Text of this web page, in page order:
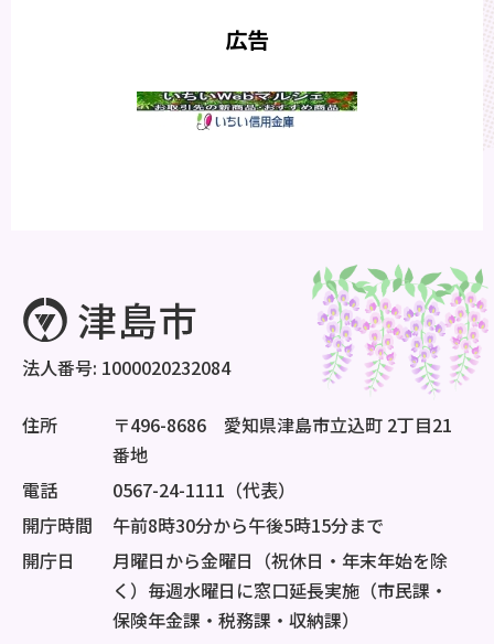
広告
法人番号: 1000020232084
住所
〒496-8686 愛知県津島市立込町 2丁目21
番地
電話
0567-24-1111（代表）
開庁時間
午前8時30分から午後5時15分まで
開庁日
月曜日から金曜日（祝休日・年末年始を除
く）毎週水曜日に窓口延長実施（市民課・
保険年金課・税務課・収納課）